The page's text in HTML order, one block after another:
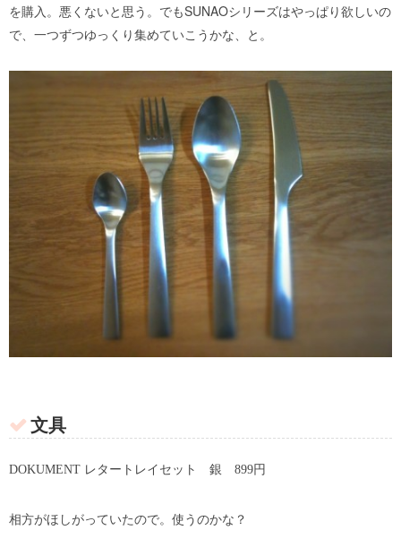
を購入。悪くないと思う。でもSUNAOシリーズはやっぱり欲しいの
で、一つずつゆっくり集めていこうかな、と。
文具
DOKUMENT レタートレイセット 銀 899円
相方がほしがっていたので。使うのかな？